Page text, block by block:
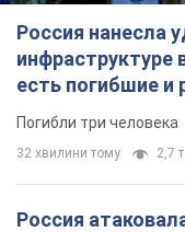
Россия нанесла
инфраструктуре
есть погибшие
Погибли три человека
32 хвилини тому 2,7 т.
Россия